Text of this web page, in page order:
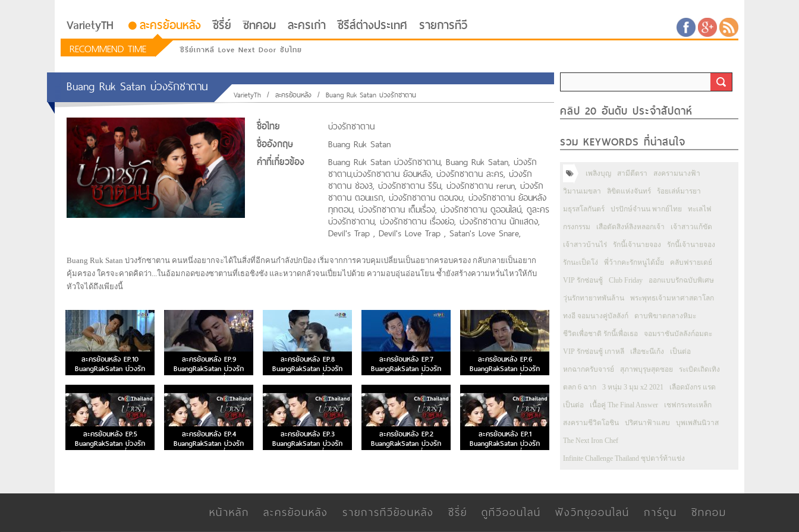
VarietyTH ละครย้อนหลัง ซีรี่ย์ ซิทคอม ละครเก่า ซีรีส์ต่างประเทศ รายการทีวี
RECOMMEND TIME ซีรีย์เกาหลี Love Next Door ซับไทย
รักอยู่ประตูถัดไป
Buang Ruk Satan บ่วงรักซาตาน VarietyTh / ละครย้อนหลัง / Buang Ruk Satan บ่วงรักซาตาน
ชื่อไทย
บ่วงรักซาตาน
ชื่ออังกฤษ
Buang Ruk Satan
คำที่เกี่ยวข้อง
Buang Ruk Satan บ่วงรักซาตาน, Buang Ruk Satan, บ่วงรัก
ซาตาน,บ่วงรักซาตาน ย้อนหลัง, บ่วงรักซาตาน ละคร, บ่วงรัก
ซาตาน ช่อง3, บ่วงรักซาตาน รีรัน, บ่วงรักซาตาน rerun, บ่วงรัก
ซาตาน ตอนแรก, บ่วงรักซาตาน ตอนจบ, บ่วงรักซาตาน ย้อนหลัง
ทุกตอน, บ่วงรักซาตาน เต็มเรื่อง, บ่วงรักซาตาน ดูออนไลน์, ดูละคร
บ่วงรักซาตาน, บ่วงรักซาตาน เรื่องย่อ, บ่วงรักซาตาน นักแสดง,
Devil's Trap , Devil's Love Trap , Satan's Love Snare,
Buang Ruk Satan บ่วงรักซาตาน คนหนึ่งอยากจะได้ในสิ่งที่อีกคนกำลังปกป้อง เริ่มจากการควบคุมเปลี่ยนเป็นอยากครอบครอง กลับกลายเป็นอยาก
คุ้มครอง ใครจะคาดคิดว่า...ในอ้อมกอดของซาตานที่เธอชิงชัง และหวาดกลัวจนเปี่ยมไปด้วย ความอบอุ่นอ่อนโยน ซ้ำยังสร้างความหวั่นไหวให้กับ
หัวใจได้ถึงเพียงนี้
ละครย้อนหลัง EP.10
BuangRakSatan บ่วงรัก
ซาตาน ตอนจบ
ละครย้อนหลัง EP.9
BuangRakSatan บ่วงรัก
ซาตาน ตอนที่ 9
ละครย้อนหลัง EP.8
BuangRakSatan บ่วงรัก
ซาตาน ตอนที่ 8
ละครย้อนหลัง EP.7
BuangRakSatan บ่วงรัก
ซาตาน ตอนที่ 7
ละครย้อนหลัง EP.6
BuangRakSatan บ่วงรัก
ซาตาน ตอนที่ 6
ละครย้อนหลัง EP.5
BuangRakSatan บ่วงรัก
ซาตาน ตอนที่ 5
ละครย้อนหลัง EP.4
BuangRakSatan บ่วงรัก
ซาตาน ตอนที่ 4
ละครย้อนหลัง EP.3
BuangRakSatan บ่วงรัก
ซาตาน ตอนที่ 3
ละครย้อนหลัง EP.2
BuangRakSatan บ่วงรัก
ซาตาน ตอนที่ 2
ละครย้อนหลัง EP.1
BuangRakSatan บ่วงรัก
ซาตาน ตอนที่ 1
คลิป 20 อันดับ ประจำสัปดาห์
รวม KEYWORDS ที่น่าสนใจ
เพลิงบุญ สามีตีตรา สงครามนางฟ้า
วิมานเมขลา ลิขิตแห่งจันทร์ ร้อยเล่ห์มารยา
มธุรสโลกันตร์ ปรปักษ์จำนน พากย์ไทย ทะเลไฟ
กรงกรรม เสือตัดสิงห์ลิงหลอกเจ้า เจ้าสาวแก้ขัด
เจ้าสาวบ้านไร่ รักนี้เจ้านายจอง รักนี้เจ้านายจอง
รักนะเป็ดโง่ พี่ว้ากคะรักหนูได้มั้ย คลับฟรายเดย์
VIP รักซ่อนชู้ Club Friday ออกแบบรักฉบับพิเศษ
วุ่นรักทายาทพันล้าน พระพุทธเจ้ามหาศาสดาโลก
ทงอี จอมนางคู่บัลลังก์ ดาบพิฆาตกลางหิมะ
ชีวิตเพื่อชาติ รักนี้เพื่อเธอ จอมราชันบัลลังก์อมตะ
VIP รักซ่อนชู้ เกาหลี เสือชะนีเก้ง เป็นต่อ
หกฉากครับจารย์ สุภาพบุรุษสุดซอย ระเบิดเถิดเทิง
ตลก 6 ฉาก 3 หนุ่ม 3 มุม x2 2021 เลือดมังกร แรด
เป็นต่อ เนื้อคู่ The Final Answer เชฟกระทะเหล็ก
สงครามชีวิตโอชิน ปริศนาฟ้าแลบ บุพเพสันนิวาส
The Next Iron Chef
Infinite Challenge Thailand ซุปตาร์ท้าแข่ง
หน้าหลัก ละครย้อนหลัง รายการทีวีย้อนหลัง ซีรี่ย์ ดูทีวีออนไลน์ ฟังวิทยุออนไลน์ การ์ตูน ซิทคอม